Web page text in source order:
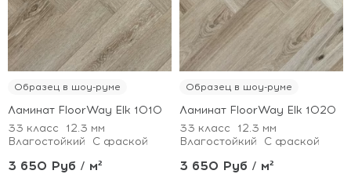
12%.
Образец в шоу-руме
Ламинат FloorWay Elk 1010
33 класс
12.3 мм
Влагостойкий
С фаской
3 650 Руб / м²
12%.
Образец в шоу-руме
Ламинат FloorWay Elk 1020
33 класс
12.3 мм
Влагостойкий
С фаской
3 650 Руб / м²